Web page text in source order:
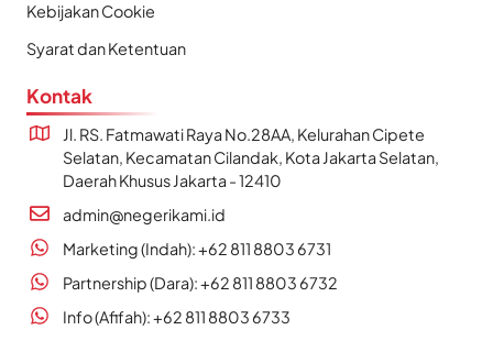
Kebijakan Cookie
Syarat dan Ketentuan
Kontak
Jl. RS. Fatmawati Raya No.28AA, Kelurahan Cipete
Selatan, Kecamatan Cilandak, Kota Jakarta Selatan,
Daerah Khusus Jakarta - 12410
admin@negerikami.id
Marketing (Indah): +62 811 8803 6731
Partnership (Dara): +62 811 8803 6732
Info (Afifah): +62 811 8803 6733